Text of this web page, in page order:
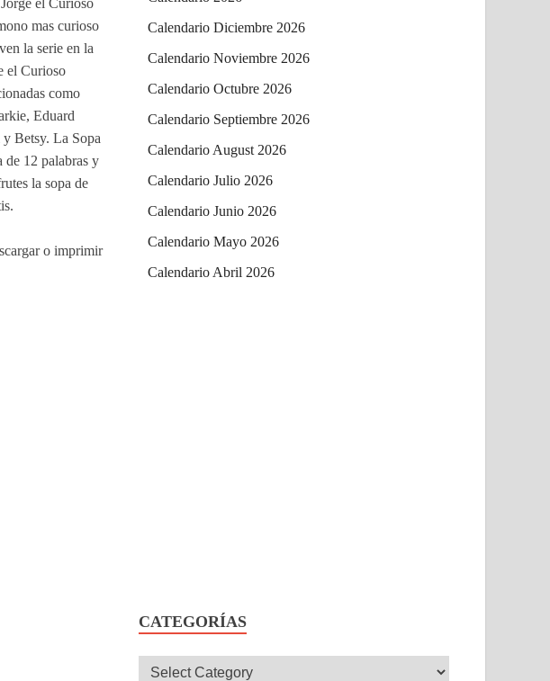
el Curioso
mas curioso
la serie en la
el Curioso
como
Eduard
Betsy. La Sopa
de 12 palabras y
la sopa de
o imprimir
Calendario Diciembre 2026
Calendario Noviembre 2026
Calendario Octubre 2026
Calendario Septiembre 2026
Calendario August 2026
Calendario Julio 2026
Calendario Junio 2026
Calendario Mayo 2026
Calendario Abril 2026
CATEGORÍAS